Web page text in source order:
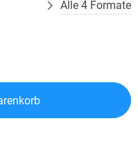
Alle 4 Formate